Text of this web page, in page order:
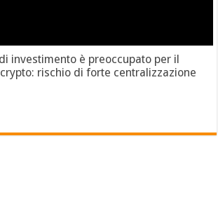
investimento è preoccupato per il
rischio di forte centralizzazione